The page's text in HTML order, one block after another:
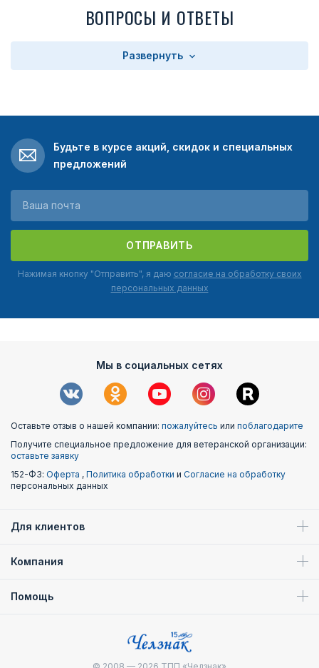
ВОПРОСЫ И ОТВЕТЫ
Развернуть
Будьте в курсе акций, скидок и специальных
предложений
ОТПРАВИТЬ
Нажимая кнопку "Отправить", я даю согласие на обработку своих
персональных данных
Мы в социальных сетях
Оставьте отзыв о нашей компании: пожалуйтесь или поблагодарите
Получите специальное предложение для ветеранской организации:
оставьте заявку
152-ФЗ: Оферта , Политика обработки и Согласие на обработку
персональных данных
Для клиентов
Компания
Помощь